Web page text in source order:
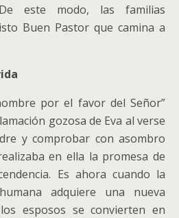
este modo, las familias
Buen Pastor que camina a
por el favor del Señor”
gozosa de Eva al verse
y comprobar con asombro
en ella la promesa de
Es ahora cuando la
adquiere una nueva
esposos se convierten en